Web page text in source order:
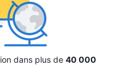
dans plus de 40 000